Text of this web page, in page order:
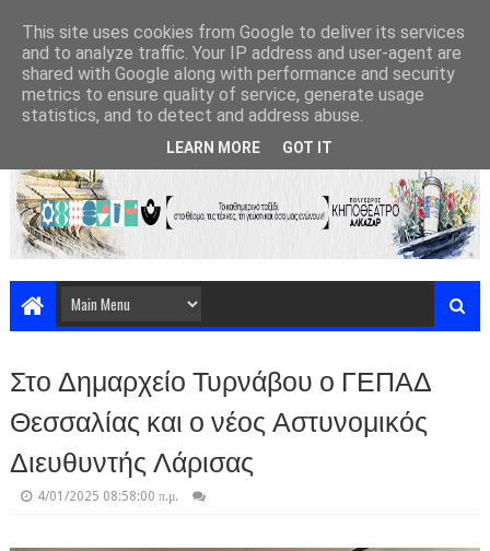
Στο Δημαρχείο Τυρνάβου ο ΓΕΠΑΔ
Θεσσαλίας και ο νέος Αστυνομικός
Διευθυντής Λάρισας
4/01/2025 08:58:00 π.μ.
This site uses cookies from Google to deliver its services
and to analyze traffic. Your IP address and user-agent are
shared with Google along with performance and security
metrics to ensure quality of service, generate usage
statistics, and to detect and address abuse.
LEARN MORE GOT IT